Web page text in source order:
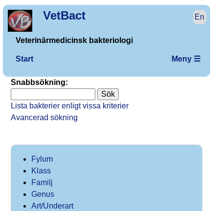
VetBact En
Veterinärmedicinsk bakteriologi
Start Meny ☰
Snabbsökning:
Lista bakterier enligt vissa kriterier
Avancerad sökning
Fylum
Klass
Familj
Genus
Art/Underart